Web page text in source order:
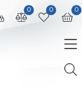
0
0
0